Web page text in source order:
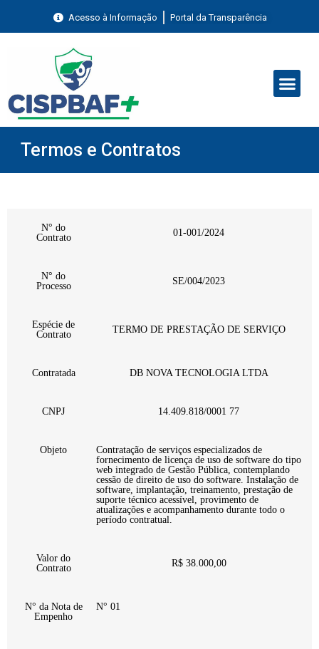
Acesso à Informação Portal da Transparência
Termos e Contratos
N° do
Contrato
01-001/2024
N° do
Processo
SE/004/2023
Espécie de
Contrato
TERMO DE PRESTAÇÃO DE SERVIÇO
Contratada DB NOVA TECNOLOGIA LTDA
CNPJ 14.409.818/0001 77
Objeto
Contratação de serviços especializados de
fornecimento de licença de uso de software do tipo
web integrado de Gestão Pública, contemplando
cessão de direito de uso do software. Instalação de
software, implantação, treinamento, prestação de
suporte técnico acessível, provimento de
atualizações e acompanhamento durante todo o
período contratual.
Valor do
Contrato
R$ 38.000,00
N° da Nota de
Empenho
N° 01